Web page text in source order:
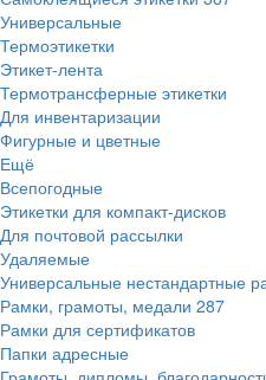
Универсальные
Термоэтикетки
Этикет-лента
Термотрансферные этикетки
Для инвентаризации
Фигурные и цветные
Ещё
Всепогодные
Этикетки для компакт-дисков
Для почтовой рассылки
Удаляемые
Универсальные нестандартные
Рамки, грамоты, медали 287
Рамки для сертификатов
Папки адресные